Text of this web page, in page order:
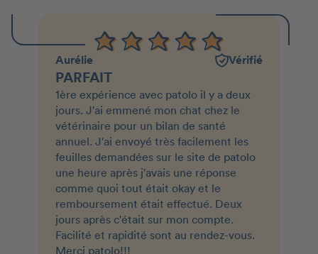
Aurélie Vérifié
PARFAIT
1ère expérience avec patolo il y a deux
jours. J'ai emmené mon chat chez le
vétérinaire pour un bilan de santé
annuel. J'ai envoyé très facilement les
feuilles demandées sur le site de patolo
une heure après j'avais une réponse
comme quoi tout était okay et le
remboursement était effectué. Deux
jours après c'était sur mon compte.
Facilité et rapidité sont au rendez-vous.
Merci patolo!!!